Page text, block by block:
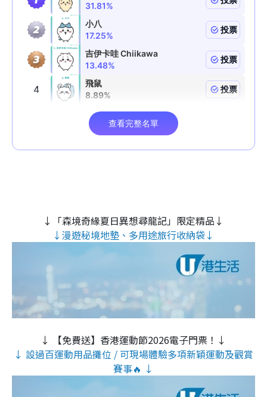
↓「森境奇緣夏日異想尋龍記」限定精品↓
↓漫遊秘境地墊、多用途旅行收納袋↓
↓ 【免費送】香港運動節2026電子門票！↓
↓ 設過百運動用品攤位 / 可現場體驗多項新穎運動及觀賞
賽事🔥 ↓